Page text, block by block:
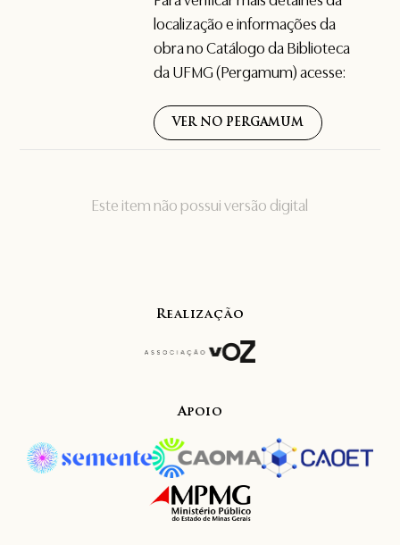
Este item não possui versão digital
localização e informações da
obra no Catálogo da Biblioteca
da UFMG (Pergamum) acesse:
VER NO PERGAMUM
Realização
Apoio